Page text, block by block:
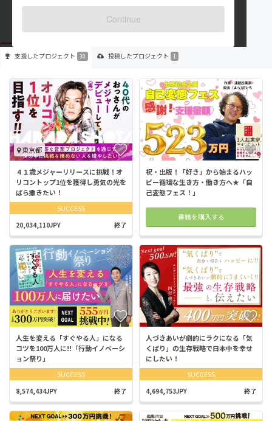
Continue
出身国：日本 出身地：未設定
支援したプロジェクト 30 投稿したプロジェクト 1
東京都
４１歳メジャーリリースに挑戦！オ
リコントップ1位を獲得し勇気の光を
ばら撒きたい！
SUCCESS
20,034,110JPY 終了
祝・出版！「好き」から始まるハッ
ピー循環な生き方・働き方へ★「自
己変態フェス！」
書籍を購入する
人生を変える「すぐやる人」になる
コツを100万人に!!「行動イノベーシ
ョン祭り」
SUCCESS
8,574,434JPY 終了
人づきあいが劇的にラクになる「気
くばり」の生存戦略で日本中を幸せ
にしたい！
SUCCESS
4,694,753JPY 終了